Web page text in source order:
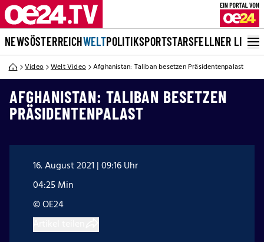
NEWSÖSTERREICHWELTPOLITIKSPORTSTARSFELLNER LIVE
Video Welt Video Afghanistan: Taliban besetzen Präsidentenpalast
AFGHANISTAN: TALIBAN BESETZEN
PRÄSIDENTENPALAST
16. August 2021 | 09:16 Uhr
04:25 Min
© OE24